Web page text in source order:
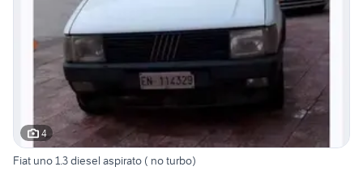
4
Fiat uno 1.3 diesel aspirato ( no turbo)